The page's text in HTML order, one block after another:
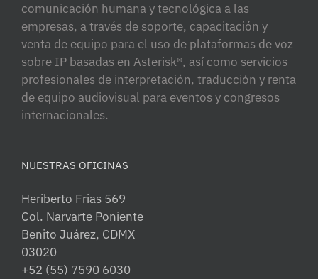
comunicación humana y tecnológica a las
empresas, a través de soporte, capacitación y
venta de equipo para el uso de plataformas de voz
sobre IP basadas en Asterisk®, así como servicios
profesionales de interpretación, traducción y renta
de equipo audiovisual para eventos y congresos
internacionales.
NUESTRAS OFICINAS
Heriberto Frias 569
Col. Narvarte Poniente
Benito Juárez, CDMX
03020
+52 (55) 7590 6030